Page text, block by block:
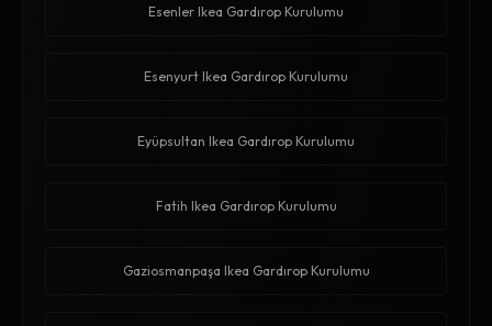
Esenler Ikea Gardırop Kurulumu
Esenyurt Ikea Gardırop Kurulumu
Eyüpsultan Ikea Gardırop Kurulumu
Fatih Ikea Gardırop Kurulumu
Gaziosmanpaşa Ikea Gardırop Kurulumu